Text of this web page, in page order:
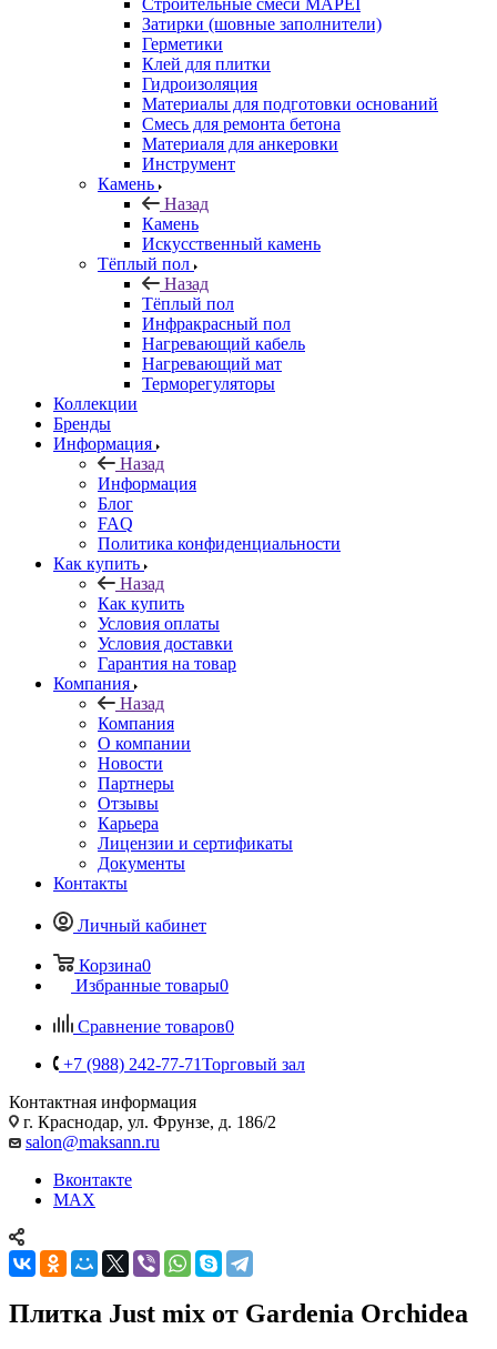
Строительные смеси MAPEI
Затирки (шовные заполнители)
Герметики
Клей для плитки
Гидроизоляция
Материалы для подготовки оснований
Смесь для ремонта бетона
Материаля для анкеровки
Инструмент
Камень
Назад
Камень
Искусственный камень
Тёплый пол
Назад
Тёплый пол
Инфракрасный пол
Нагревающий кабель
Нагревающий мат
Терморегуляторы
Коллекции
Бренды
Информация
Назад
Информация
Блог
FAQ
Политика конфиденциальности
Как купить
Назад
Как купить
Условия оплаты
Условия доставки
Гарантия на товар
Компания
Назад
Компания
О компании
Новости
Партнеры
Отзывы
Карьера
Лицензии и сертификаты
Документы
Контакты
Личный кабинет
Корзина0
Избранные товары0
Сравнение товаров0
+7 (988) 242-77-71Торговый зал
Контактная информация
г. Краснодар, ул. Фрунзе, д. 186/2
salon@maksann.ru
Вконтакте
MAX
Плитка Just mix от Gardenia Orchidea